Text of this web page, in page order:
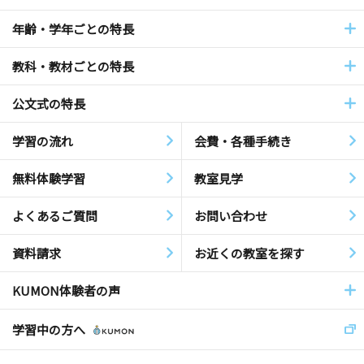
年齢・学年ごとの特長
教科・教材ごとの特長
公文式の特長
学習の流れ 会費・各種手続き
無料体験学習 教室見学
よくあるご質問 お問い合わせ
資料請求 お近くの教室を探す
KUMON体験者の声
学習中の方へ